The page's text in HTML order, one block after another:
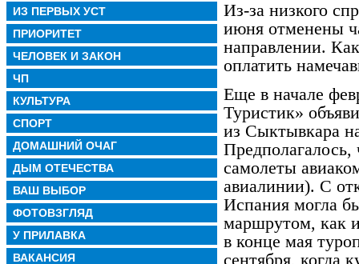
ИЗ ПЕРВЫХ УСТ
ПРИОРИТЕТ
ЧЕЛОВЕК И ЗАКОН
ЧП
КУЛЬТУРА
СПОРТ
ДОМАШНИЙ ОЧАГ
ДЫМ ОТЕЧЕСТВА
ВАШ ВЫБОР
ФОТОВЗГЛЯД
У ПРИЛАВКА
ВАКАНСИЯ
Из-за низкого
июня отменены
направлении.
оплатить
Еще в начале
Туристик»
из Сыктывкара
Предполагалось,
самолеты
авиалинии). С
Испания могла
маршрутом, как
в конце мая